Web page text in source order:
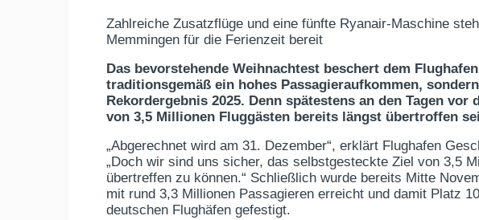
Zahlreiche Zusatzflüge und eine fünfte Ryanair-Maschine
Memmingen für die Ferienzeit bereit
Das bevorstehende Weihnachtest beschert dem
traditionsgemäß ein hohes Passagieraufkommen,
Rekordergebnis 2025. Denn spätestens an den Tagen vor
von 3,5 Millionen Fluggästen bereits längst übertroffen
„Abgerechnet wird am 31. Dezember“, erklärt Flughafen
„Doch wir sind uns sicher, das selbstgesteckte Ziel von 3,5
übertreffen zu können.“ Schließlich wurde bereits Mitte
mit rund 3,3 Millionen Passagieren erreicht und damit Platz
deutschen Flughäfen gefestigt.